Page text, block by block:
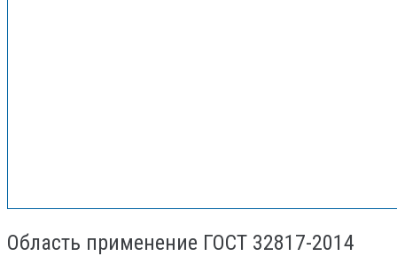
Область применение ГОСТ 32817-2014